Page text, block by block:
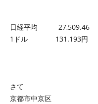
日経平均 27,509.46
1ドル 131.193円
さて
京都市中京区